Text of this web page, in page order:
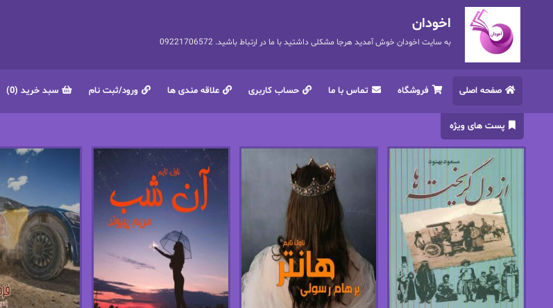
اخودان
به سایت اخودان خوش آمدید هرجا مشکلی داشتید با ما در ارتباط باشید. 09221706572
صفحه اصلی فروشگاه تماس با ما حساب کاربری علاقه مندی ها ورود/ثبت نام سبد خرید (0)
پست های ویژه